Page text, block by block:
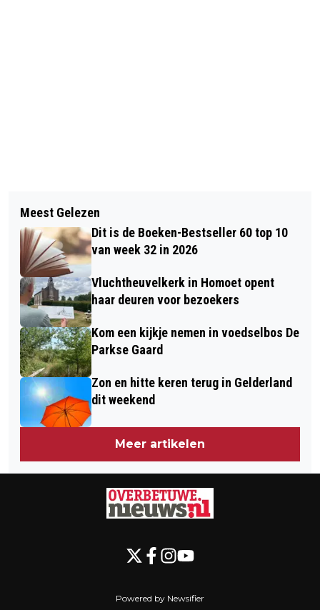
HEILIG HARTFEEST IN DE MARIA
BEDEVAARTSKERK TE RENKUM
OUD-MEDEWERKER WATERSCHAP
RIVIERENLAND VEROORDEELD VOOR
BESCHADIGEN
WATERKERINGSWERKEN
Meest Gelezen
Dit is de Boeken-Bestseller 60 top 10
van week 32 in 2026
Vluchtheuvelkerk in Homoet opent
haar deuren voor bezoekers
Kom een kijkje nemen in voedselbos De
Parkse Gaard
Zon en hitte keren terug in Gelderland
dit weekend
Meer artikelen
Powered by Newsifier